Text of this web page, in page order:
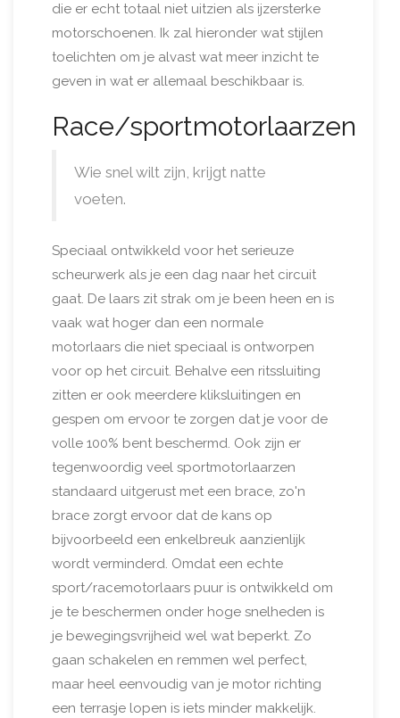
die er echt totaal niet uitzien als ijzersterke
motorschoenen. Ik zal hieronder wat stijlen
toelichten om je alvast wat meer inzicht te
geven in wat er allemaal beschikbaar is.
Race/sportmotorlaarzen
Wie snel wilt zijn, krijgt natte
voeten.
Speciaal ontwikkeld voor het serieuze
scheurwerk als je een dag naar het circuit
gaat. De laars zit strak om je been heen en is
vaak wat hoger dan een normale
motorlaars die niet speciaal is ontworpen
voor op het circuit. Behalve een ritssluiting
zitten er ook meerdere kliksluitingen en
gespen om ervoor te zorgen dat je voor de
volle 100% bent beschermd. Ook zijn er
tegenwoordig veel sportmotorlaarzen
standaard uitgerust met een brace, zo'n
brace zorgt ervoor dat de kans op
bijvoorbeeld een enkelbreuk aanzienlijk
wordt verminderd. Omdat een echte
sport/racemotorlaars puur is ontwikkeld om
je te beschermen onder hoge snelheden is
je bewegingsvrijheid wel wat beperkt. Zo
gaan schakelen en remmen wel perfect,
maar heel eenvoudig van je motor richting
een terrasje lopen is iets minder makkelijk.